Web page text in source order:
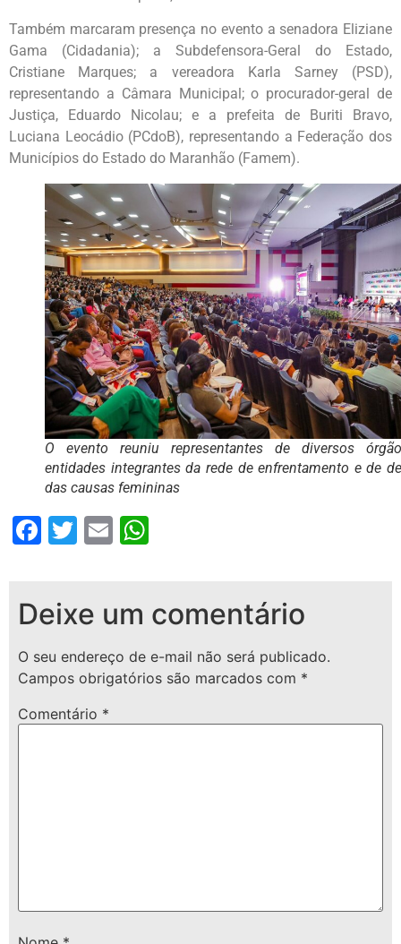
Também marcaram presença no evento a senadora Eliziane
Gama (Cidadania); a Subdefensora-Geral do Estado,
Cristiane Marques; a vereadora Karla Sarney (PSD),
representando a Câmara Municipal; o procurador-geral de
Justiça, Eduardo Nicolau; e a prefeita de Buriti Bravo,
Luciana Leocádio (PCdoB), representando a Federação dos
Municípios do Estado do Maranhão (Famem).
O evento reuniu representantes de diversos
entidades integrantes da rede de enfrentamento e de
das causas femininas
Facebook
Twitter
Email
Deixe um comentário
O seu endereço de e-mail não será publicado.
Campos obrigatórios são marcados com *
Comentário *